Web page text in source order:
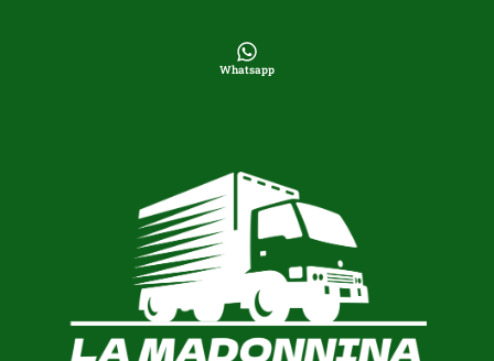
Whatsapp